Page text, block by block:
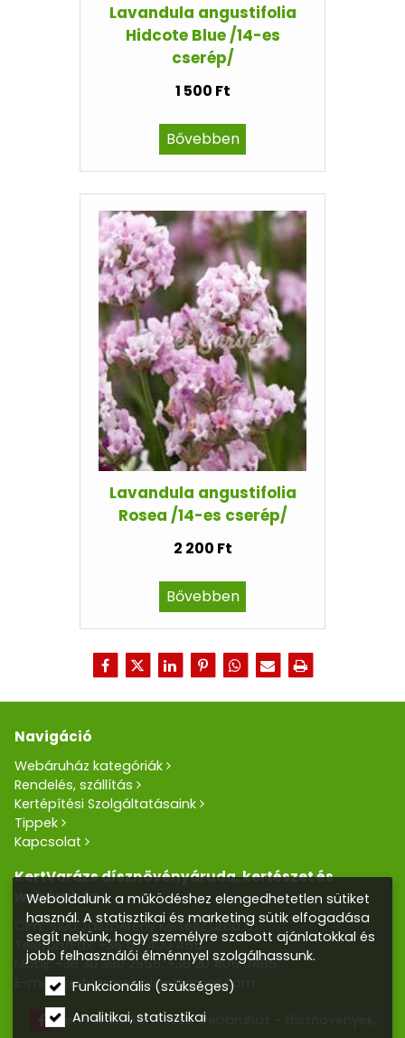
Lavandula angustifolia
Hidcote Blue /14-es
cserép/
1 500 Ft
Bővebben
Lavandula angustifolia
Rosea /14-es cserép/
2 200 Ft
Bővebben
Navigáció
Webáruház kategóriák
Rendelés, szállítás
Kertépítési Szolgáltatásaink
Tippek
Kapcsolat
KertVarázs dísznövényáruda, kertészet és
webáruház
Cím: 5100 Jászberény Kertész utca 5.
Telefon/Fax: +36 57 400 455
Mobil:+36 30 390 2856,+36 20 405 0405
E-mail:kertvarazs.online@gmail.com
Kertvarázs Kertészeti webáruház - dísznövények,
Weboldalunk a működéshez elengedhetetlen sütiket
használ. A statisztikai és marketing sütik elfogadása
segít nekünk, hogy személyre szabott ajánlatokkal és
jobb felhasználói élménnyel szolgálhassunk.
Funkcionális (szükséges)
Analitikai, statisztikai